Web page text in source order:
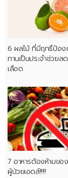
6 ผลไม้ ที่มีฤทธิ์ป้อง
ทานเป็นประจำช่วยล
เลือด
7 อาหารต้องห้ามขอ
ผู้ป่วยเอดส์!!!!!